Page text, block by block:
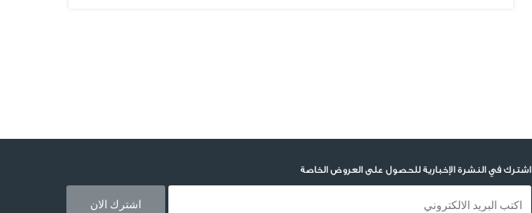
اشترك في النشرة الإخبارية للحصول على العروض الخاصة